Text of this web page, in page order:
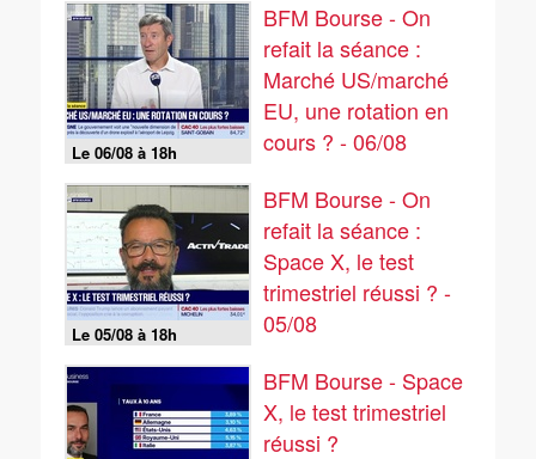
Le 06/08 à 18h
BFM Bourse - On
refait la séance :
Marché US/marché
EU, une rotation en
cours ? - 06/08
Le 05/08 à 18h
BFM Bourse - On
refait la séance :
Space X, le test
trimestriel réussi ? -
05/08
BFM Bourse - Space
X, le test trimestriel
réussi ?